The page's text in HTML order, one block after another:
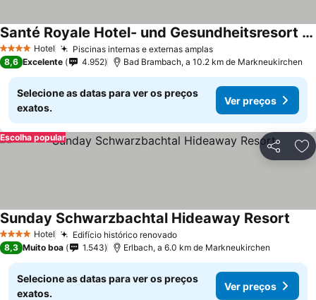
4 EstrelasHotel Piscinas internas e externas amplas
Santé Royale Hotel- und Gesundheitsresort Bad Brambach
8,6 Excelente 4.952 Bad Brambach, a 10.2 km de Markneukirchen
Selecione as datas para ver os preços
exatos.
Ver preços
Partilhar
Escolha popular
4 EstrelasHotel Edifício histórico renovado
Sunday Schwarzbachtal Hideaway Resort
8,3 Muito boa 1.543 Erlbach, a 6.0 km de Markneukirchen
Selecione as datas para ver os preços
exatos.
Ver preços